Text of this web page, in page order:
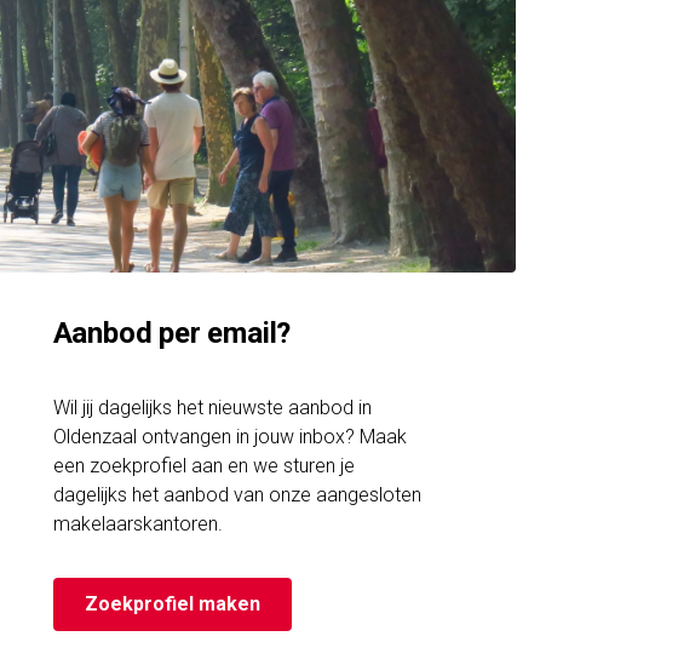
Aanbod per email?
Wil jij dagelijks het nieuwste aanbod in
Oldenzaal ontvangen in jouw inbox? Maak
een zoekprofiel aan en we sturen je
dagelijks het aanbod van onze aangesloten
makelaarskantoren.
Zoekprofiel maken